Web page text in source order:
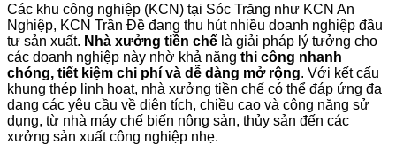
Các khu công nghiệp (KCN) tại Sóc Trăng như KCN An
Nghiệp, KCN Trần Đề đang thu hút nhiều doanh nghiệp đầu
tư sản xuất. Nhà xưởng tiền chế là giải pháp lý tưởng cho
các doanh nghiệp này nhờ khả năng thi công nhanh
chóng, tiết kiệm chi phí và dễ dàng mở rộng. Với kết cấu
khung thép linh hoạt, nhà xưởng tiền chế có thể đáp ứng đa
dạng các yêu cầu về diện tích, chiều cao và công năng sử
dụng, từ nhà máy chế biến nông sản, thủy sản đến các
xưởng sản xuất công nghiệp nhẹ.